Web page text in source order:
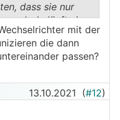
dass sie nur
auch da läuft sie
ist auch noch ein
geht es eher
gibt,
außer 3
die jeweils
mit der
die dann
passen?
13.10.2021 (#12)